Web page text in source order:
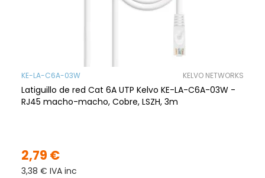
KE-LA-C6A-03W KELVO NETWORKS
Latiguillo de red Cat 6A UTP Kelvo KE-LA-C6A-03W -
RJ45 macho-macho, Cobre, LSZH, 3m
2,79 €
3,38 € IVA inc